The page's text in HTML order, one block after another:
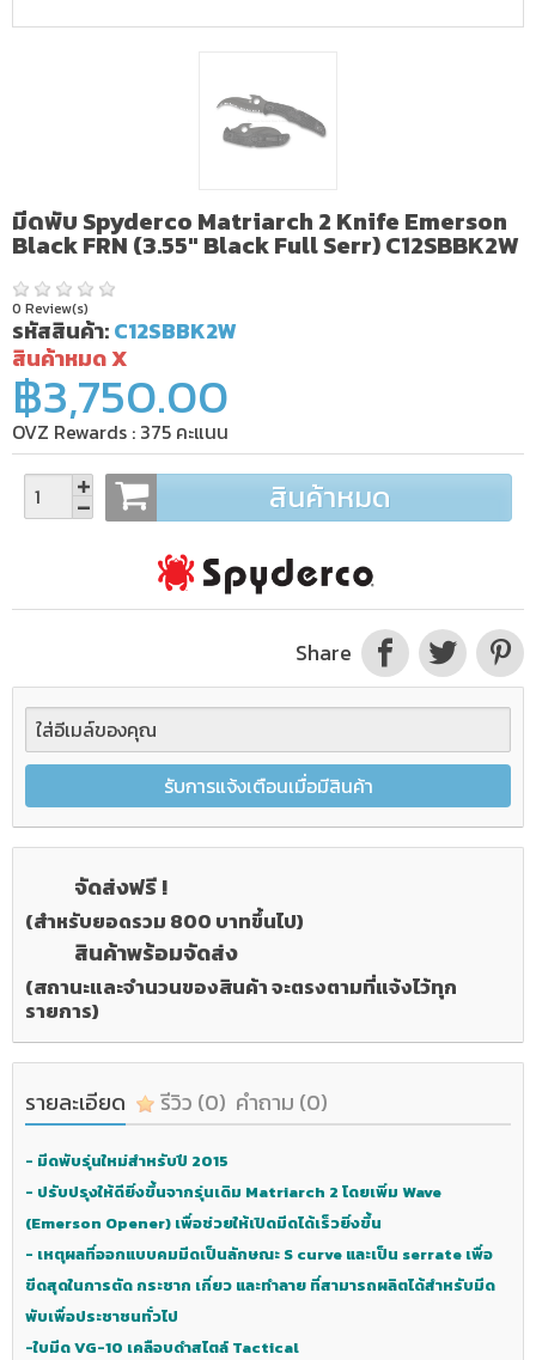
มีดพับ Spyderco Matriarch 2 Knife Emerson
Black FRN (3.55" Black Full Serr) C12SBBK2W
0 Review(s)
รหัสสินค้า:C12SBBK2W
สินค้าหมด X
฿3,750.00
OVZ Rewards : 375 คะแนน
สินค้าหมด
Share
รับการแจ้งเตือนเมื่อมีสินค้า
จัดส่งฟรี !
(สำหรับยอดรวม 800 บาทขึ้นไป)
สินค้าพร้อมจัดส่ง
(สถานะและจำนวนของสินค้า จะตรงตามที่แจ้งไว้ทุก
รายการ)
รายละเอียด รีวิว (0) คำถาม (0)
- มีดพับรุ่นใหม่สำหรับปี 2015
- ปรับปรุงให้ดียิ่งขึ้นจากรุ่นเดิม Matriarch 2 โดยเพิ่ม Wave
(Emerson Opener) เพื่อช่วยให้เปิดมีดได้เร็วยิ่งขึ้น
- เหตุผลที่ออกแบบคมมีดเป็นลักษณะ S curve และเป็น serrate เพื่อ
ขีดสุดในการตัด กระชาก เกี่ยว และทำลาย ที่สามารถผลิตได้สำหรับมีด
พับเพื่อประชาชนทั่วไป
-ใบมีด VG-10 เคลือบดำสไตล์ Tactical